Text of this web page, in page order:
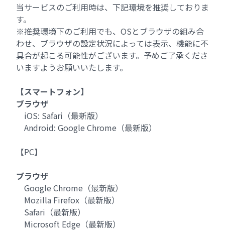
当サービスのご利用時は、下記環境を推奨しておりま
す。
※推奨環境下のご利用でも、OSとブラウザの組み合
わせ、ブラウザの設定状況によっては表示、機能に不
具合が起こる可能性がございます。予めご了承くださ
いますようお願いいたします。
【スマートフォン】
ブラウザ
iOS: Safari（最新版）
Android: Google Chrome（最新版）
【PC】
ブラウザ
Google Chrome（最新版）
Mozilla Firefox（最新版）
Safari（最新版）
Microsoft Edge（最新版）